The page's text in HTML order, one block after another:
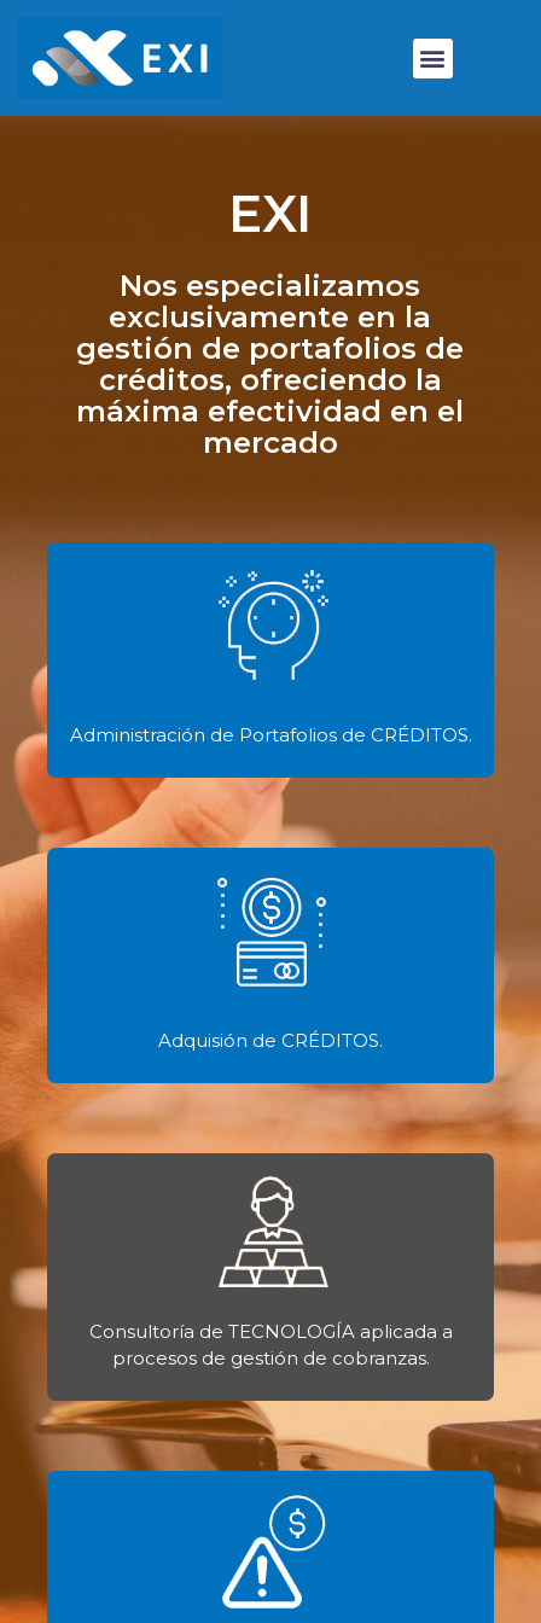
EXI
Nos especializamos
exclusivamente en la
gestión de portafolios de
créditos, ofreciendo la
máxima efectividad en el
mercado
Administración de Portafolios de CRÉDITOS.
Adquisión de CRÉDITOS.
Consultoría de TECNOLOGÍA aplicada a
procesos de gestión de cobranzas.